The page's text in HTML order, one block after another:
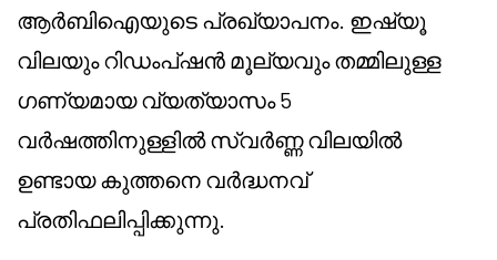
ആർബിഐയുടെ പ്രഖ്യാപനം. ഇഷ്യൂ
വിലയും റിഡംപ്ഷൻ മൂല്യവും തമ്മിലുള്ള
ഗണ്യമായ വ്യത്യാസം 5
വർഷത്തിനുള്ളിൽ സ്വർണ്ണ വിലയിൽ
ഉണ്ടായ കുത്തനെ വർദ്ധനവ്
പ്രതിഫലിപ്പിക്കുന്നു.